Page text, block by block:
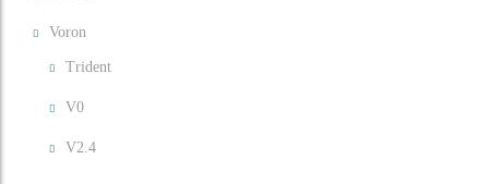
Voron
Trident
V0
V2.4